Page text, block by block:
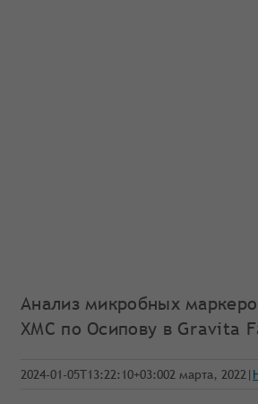
Анализ микробных
ХМС по Осипову в Gravita
2024-01-05T13:22:10+03:002 марта, 2022 |